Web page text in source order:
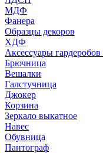
МДФ
Фанера
Образцы декоров
ХДФ
Аксессуары
Брючница
Вешалки
Галстучница
Джокер
Корзина
Зеркало выкатное
Навес
Обувница
Пантограф